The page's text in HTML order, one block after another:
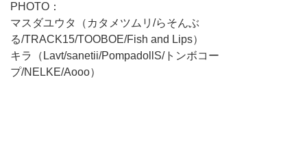
PHOTO：
マスダユウタ（カタメツムリ/らそんぶ
る/TRACK15/TOOBOE/Fish and Lips）
キラ（Lavt/sanetii/PompadollS/トンボコー
プ/NELKE/Aooo）